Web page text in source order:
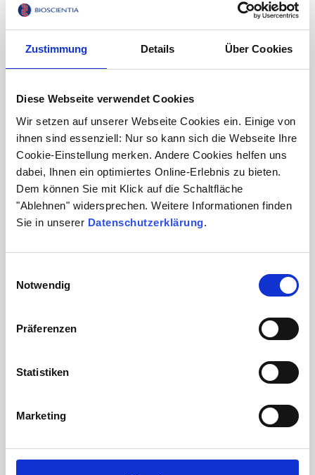
Zustimmung Details Über Cookies
Diese Webseite verwendet Cookies
Wir setzen auf unserer Webseite Cookies ein. Einige von
ihnen sind essenziell: Nur so kann sich die Webseite Ihre
Cookie-Einstellung merken. Andere Cookies helfen uns
dabei, Ihnen ein optimiertes Online-Erlebnis zu bieten.
Dem können Sie mit Klick auf die Schaltfläche
"Ablehnen" widersprechen. Weitere Informationen finden
Sie in unserer Datenschutzerklärung.
Notwendig
Präferenzen
Statistiken
Marketing
Durchfall, Gewichtsverlust und Hitzeintoleranz sind
EinTSH- oder Ferritin-Testkann bei unspezifischen
Mangelerscheinungen - was
fehlt?
Die meisten Vitamine nehmen wir mit einer
ausgewogenen, gesunden Ernährung auf. Bei paar
Vitamine und Spurenelemente können unzureichend
behoben werden. Zuvor sollte der Wert jedoch mit
Ein Eisenmangel ist der häufigste Grund für eine
Vegetarier oder Patienten die Antazida einnehmen
Mangel. Wir empfehlen regelmäßig das